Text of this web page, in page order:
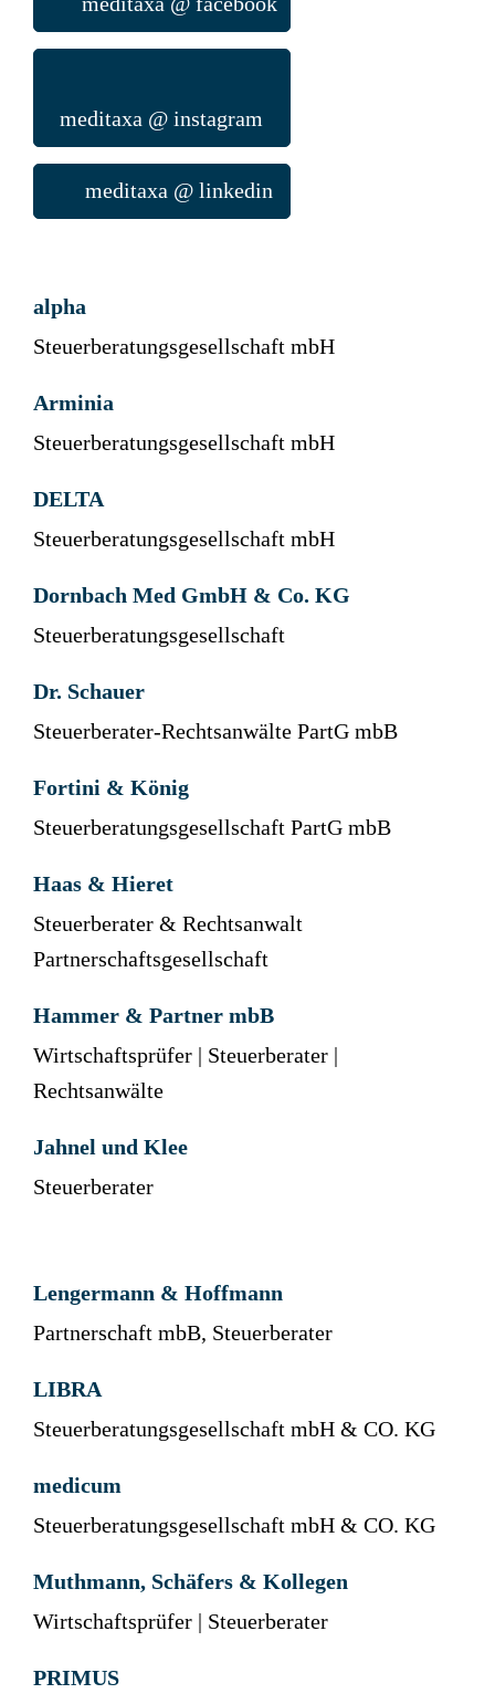
meditaxa @ instagram
meditaxa @ linkedin
alpha
Steuerberatungsgesellschaft mbH
Arminia
Steuerberatungsgesellschaft mbH
DELTA
Steuerberatungsgesellschaft mbH
Dornbach Med GmbH & Co. KG
Steuerberatungsgesellschaft
Dr. Schauer
Steuerberater-Rechtsanwälte PartG mbB
Fortini & König
Steuerberatungsgesellschaft PartG mbB
Haas & Hieret
Steuerberater & Rechtsanwalt
Partnerschaftsgesellschaft
Hammer & Partner mbB
Wirtschaftsprüfer | Steuerberater |
Rechtsanwälte
Jahnel und Klee
Steuerberater
Lengermann & Hoffmann
Partnerschaft mbB, Steuerberater
LIBRA
Steuerberatungsgesellschaft mbH & CO. KG
medicum
Steuerberatungsgesellschaft mbH & CO. KG
Muthmann, Schäfers & Kollegen
Wirtschaftsprüfer | Steuerberater
PRIMUS